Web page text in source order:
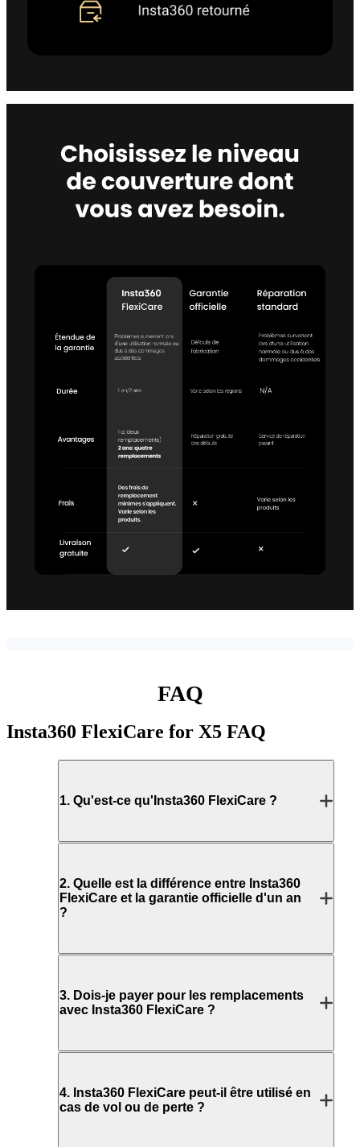
FAQ
Insta360 FlexiCare for X5 FAQ
1. Qu'est-ce qu'Insta360 FlexiCare ?
2. Quelle est la différence entre Insta360
FlexiCare et la garantie officielle d'un an
?
3. Dois-je payer pour les remplacements
avec Insta360 FlexiCare ?
4. Insta360 FlexiCare peut-il être utilisé en
cas de vol ou de perte ?